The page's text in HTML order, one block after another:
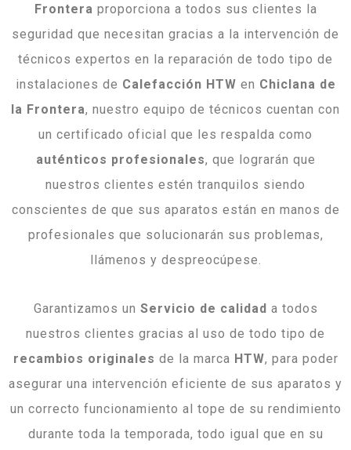
Frontera proporciona a todos sus clientes la
seguridad que necesitan gracias a la intervención de
técnicos expertos en la reparación de todo tipo de
instalaciones de Calefacción HTW en Chiclana de
la Frontera, nuestro equipo de técnicos cuentan con
un certificado oficial que les respalda como
auténticos profesionales, que lograrán que
nuestros clientes estén tranquilos siendo
conscientes de que sus aparatos están en manos de
profesionales que solucionarán sus problemas,
llámenos y despreocúpese.
Garantizamos un Servicio de calidad a todos
nuestros clientes gracias al uso de todo tipo de
recambios originales de la marca HTW, para poder
asegurar una intervención eficiente de sus aparatos y
un correcto funcionamiento al tope de su rendimiento
durante toda la temporada, todo igual que en su